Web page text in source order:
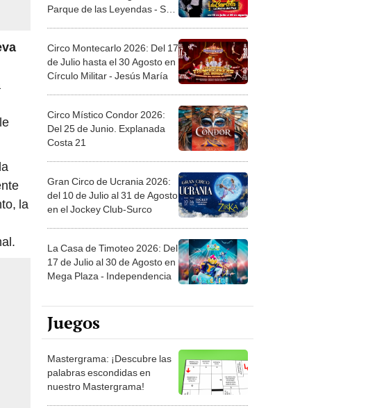
la
Parque de las Leyendas - San
Circo Montecarlo 2026: Del 17
de Julio hasta el 30 Agosto en
Círculo Militar - Jesús María
Circo Místico Condor 2026:
Del 25 de Junio. Explanada
Costa 21
Gran Circo de Ucrania 2026:
del 10 de Julio al 31 de Agosto
en el Jockey Club-Surco
La Casa de Timoteo 2026: Del
17 de Julio al 30 de Agosto en
Mega Plaza - Independencia
Juegos
Mastergrama: ¡Descubre las
palabras escondidas en
nuestro Mastergrama!